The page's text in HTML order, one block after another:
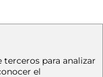
terceros para analizar
el